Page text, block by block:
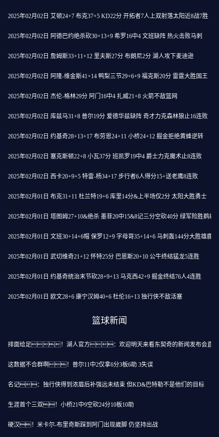
2025年02月02日 艾顿24+7 布克37+5 KD22分 开拓者7人上双射落太阳近8战7胜
2025年02月02日 阿德巴约绝杀砍30+13+9 希罗16中4 文班缺阵 热火击败马刺
2025年02月02日 詹姆斯33+11+12 里夫斯27分 布朗尼2分 湖人攻下麦迪逊
2025年02月02日 阿隆-维金斯41+14 鸭梨三节29+6+9 福克斯20分 雷霆大胜国王
2025年02月02日 杰伦-格林29分 阿门16中4 扎威21+8 火箭不敌篮网
2025年02月02日 库兹马31+8 普尔19分 爱德华兹缺阵 奇才力克森林狼止16连败
2025年02月02日 约基奇28+13+17 布劳恩24+11 小桥24+12 掘金拒绝黄蜂逆转
2025年02月02日 塞克斯顿22+8 小瓦37分 班凯罗19中4 爵士力克魔术止8连败
2025年02月02日 西卡20+9+5 特雷-杨34+17 步行者6人得分15+送老鹰8连败
2025年02月01日 布克31+11 杜兰特19+6 库里14分&上半场仅2分 太阳大胜勇士
2025年02月01日 塔图姆27+10&绝杀 墨菲20中15&8记三分空砍40分 绿军险胜鹈鹕
2025年02月01日 文班30+14+6帽 保罗12+9 字母哥35+14+6 马刺轰144分大胜雄鹿
2025年02月01日 武切维奇21+12 怀特25分 巴恩斯20+10 公牛终结猛龙5连胜
2025年02月01日 约基奇统治末节砍28+9+13 马克西42+9 掘金终结76人4连胜
2025年02月01日 欧文28+6 康宁汉姆40+6 杜伦16+13 独行侠不敌活塞
篮球新闻
排面给足！湖人官方：欢迎明天来看东契奇的新闻发布会直播
这数据不合群啊！普尔11中2仅拿6分3板6助 3失误
名记：独行侠得到浓眉后补强远未结束 但KD&巴特勒不是他们的目标
生涯首个三双！小桥21中9空砍24分10板10助
硬汉！米卡尔-布里奇斯踩到阿门出现崴脚 仍坚持出战